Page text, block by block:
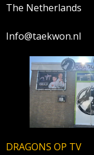
The Netherlands
Info@taekwon.nl
DRAGONS OP TV